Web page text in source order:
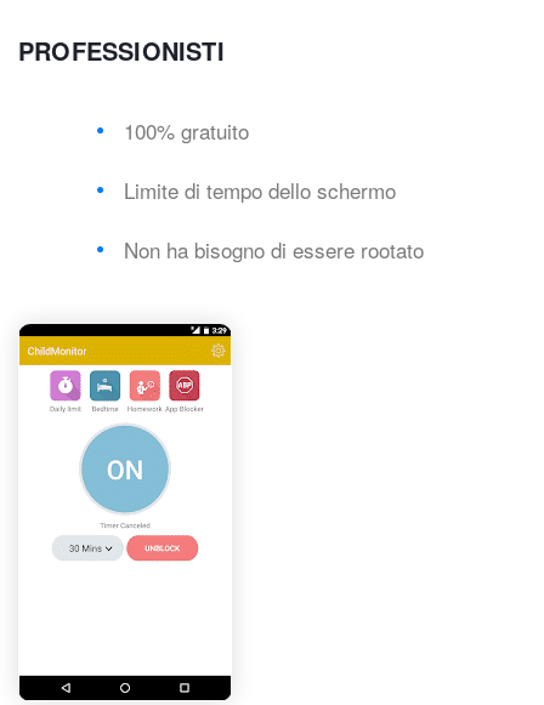
PROFESSIONISTI
100% gratuito
Limite di tempo dello schermo
Non ha bisogno di essere rootato